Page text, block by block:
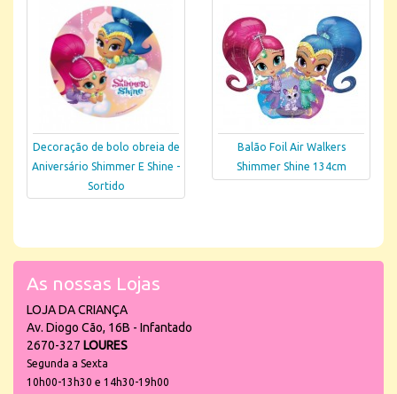
Decoração de bolo obreia de
Aniversário Shimmer E Shine -
Sortido
Balão Foil Air Walkers
Shimmer Shine 134cm
As nossas Lojas
LOJA DA CRIANÇA
Av. Diogo Cão, 16B - Infantado
2670-327 LOURES
Segunda a Sexta
10h00-13h30 e 14h30-19h00